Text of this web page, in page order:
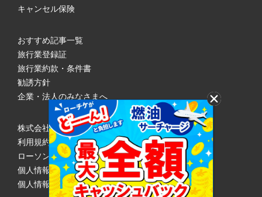
キャンセル保険
おすすめ記事一覧
旅行業登録証
旅行業約款・条件書
勧誘方針
企業・法人のみなさまへ
株式会社ローソンエンタテインメント
利用規約
ローソンWEB会員規約
個人情報の取り扱いについて
個人情報保護方針